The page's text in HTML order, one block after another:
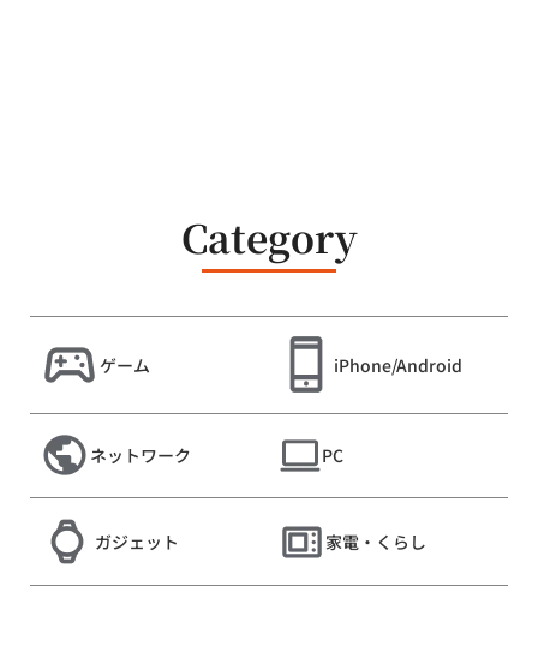
Category
ゲーム iPhone/Android
ネットワーク PC
ガジェット 家電・くらし